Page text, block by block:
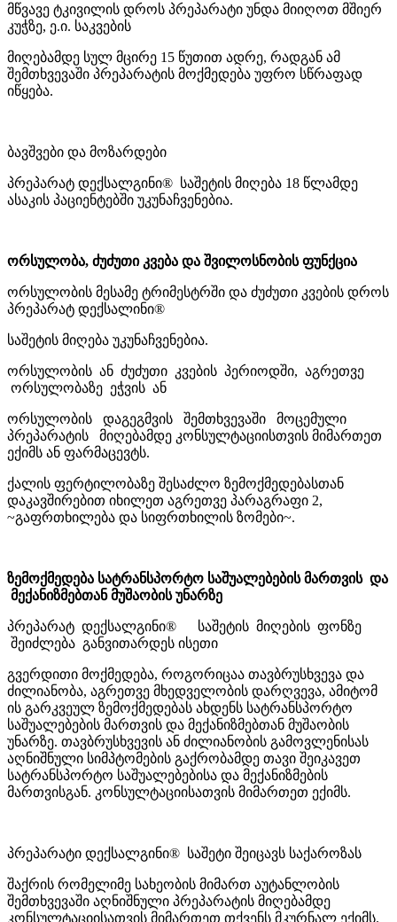
მწვავე ტკივილის დროს პრეპარატი უნდა მიიღოთ მშიერ
კუჭზე, ე.ი. საკვების
მიღებამდე სულ მცირე 15 წუთით ადრე, რადგან ამ
შემთხვევაში პრეპარატის მოქმედება უფრო სწრაფად
იწყება.
ბავშვები და მოზარდები
პრეპარატ დექსალგინი® საშეტის მიღება 18 წლამდე
ასაკის პაციენტებში უკუნაჩვენებია.
ორსულობა, ძუძუთი კვება და შვილოსნობის ფუნქცია
ორსულობის მესამე ტრიმესტრში და ძუძუთი კვების დროს
პრეპარატ დექსალინი®
საშეტის მიღება უკუნაჩვენებია.
ორსულობის ან ძუძუთი კვების პერიოდში, აგრეთვე
ორსულობაზე ეჭვის ან
ორსულობის დაგეგმვის შემთხვევაში მოცემული
პრეპარატის მიღებამდე კონსულტაციისთვის მიმართეთ
ექიმს ან ფარმაცევტს.
ქალის ფერტილობაზე შესაძლო ზემოქმედებასთან
დაკავშირებით იხილეთ აგრეთვე პარაგრაფი 2,
~გაფრთხილება და სიფრთხილის ზომები~.
ზემოქმედება სატრანსპორტო საშუალებების მართვის და
მექანიზმებთან მუშაობის უნარზე
პრეპარატ დექსალგინი® საშეტის მიღების ფონზე
შეიძლება განვითარდეს ისეთი
გვერდითი მოქმედება, როგორიცაა თავბრუსხვევა და
ძილიანობა, აგრეთვე მხედველობის დარღვევა, ამიტომ
ის გარკვეულ ზემოქმედებას ახდენს სატრანსპორტო
საშუალებების მართვის და მექანიზმებთან მუშაობის
უნარზე. თავბრუსხვევის ან ძილიანობის გამოვლენისას
აღნიშნული სიმპტომების გაქრობამდე თავი შეიკავეთ
სატრანსპორტო საშუალებებისა და მექანიზმების
მართვისგან. კონსულტაციისათვის მიმართეთ ექიმს.
პრეპარატი დექსალგინი® საშეტი შეიცავს საქაროზას
შაქრის რომელიმე სახეობის მიმართ აუტანლობის
შემთხვევაში აღნიშნული პრეპარატის მიღებამდე
კონსულტაციისათვის მიმართეთ თქვენს მკურნალ ექიმს.